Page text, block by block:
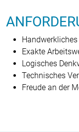
Exakte
Logisches
Technisches
Freude an der